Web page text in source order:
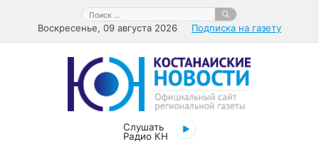
содержимому
Поиск:
Воскресенье, 09 августа 2026 Подписка на газету
Слушать
Радио КН